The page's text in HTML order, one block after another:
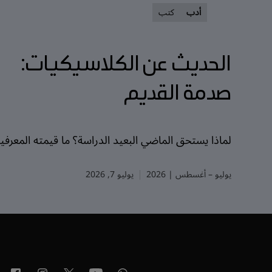
أدب كتب
الحديث عن الكلاسيكيات:
صدمة القديم
لماذا يستحق الماضي البعيد الدراسة؟ ما قيمته
يوليو – أغسطس | 2026 يوليو 7, 2026